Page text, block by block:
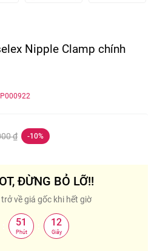
Nipple Clamp chính
₫ -10%
ĐỪNG BỎ LỠ!!
về giá gốc khi hết giờ
51
Phút
12
Giây